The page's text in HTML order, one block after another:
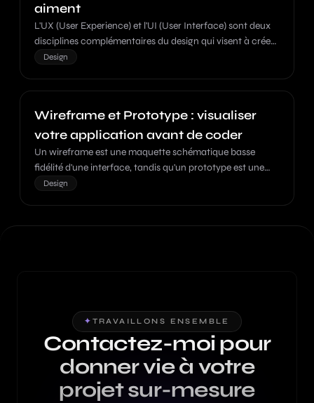
aiment
L'UX (User Experience) et l'UI (User Interface) sont deux
disciplines complémentaires du design qui visent à créer
des interfaces intuitives et agréables.
Design
Wireframe et Prototype : visualiser
votre application avant de coder
Un wireframe est une maquette schématique basse
fidélité d'une interface, tandis qu'un prototype est une
version interactive haute fidélité permettant de tester
Design
✦ TRAVAILLONS ENSEMBLE
Contactez-moi pour
donner vie à votre
projet sur-mesure